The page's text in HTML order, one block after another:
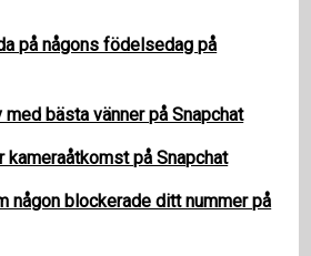
på någons födelsedag på
med bästa vänner på Snapchat
kameraåtkomst på Snapchat
någon blockerade ditt nummer på